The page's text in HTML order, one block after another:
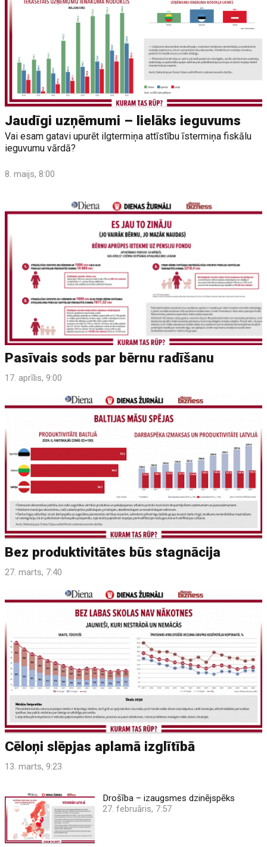
Jaudīgi uzņēmumi – lielāks ieguvums
Vai esam gatavi upurēt ilgtermiņa attīstību īstermiņa fiskālu
ieguvumu vārdā?
8. maijs, 8:00
Pasīvais sods par bērnu radīšanu
17. aprīlis, 9:00
Bez produktivitātes būs stagnācija
27. marts, 7:40
Cēloņi slēpjas aplamā izglītībā
13. marts, 9:23
Drošība – izaugsmes dzinējspēks
27. februāris, 7:57